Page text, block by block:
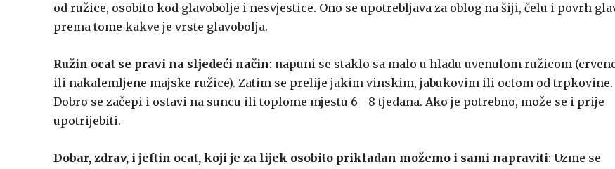
od ružice, osobito kod glavobolje i nesvjestice. Ono se upotrebljava za oblog na šiji, čelu i povrh
prema tome kakve je vrste glavobolja.
Ružin ocat se pravi na sljedeći način: napuni se staklo sa malo u hladu uvenulom ružicom
ili nakalemljene majske ružice). Zatim se prelije jakim vinskim, jabukovim ili octom od trpkovine.
Dobro se začepi i ostavi na suncu ili toplome mjestu 6—8 tjedana. Ako je potrebno, može se i prije
upotrijebiti.
Dobar, zdrav, i jeftin ocat, koji je za lijek osobito prikladan možemo i sami napraviti: Uzme se